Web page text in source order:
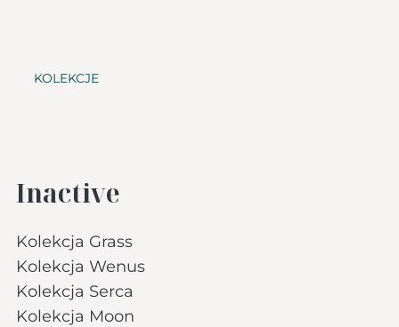
KOLEKCJE
Inactive
Kolekcja Grass
Kolekcja Wenus
Kolekcja Serca
Kolekcja Moon